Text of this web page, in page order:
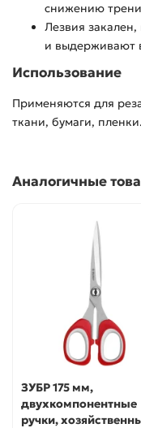
снижению
Лезвия
и выдерживают
Использование
Применяются для
ткани, бумаги, пленки.
Аналогичные
ЗУБР 175 мм,
двухкомпонентные
ручки,